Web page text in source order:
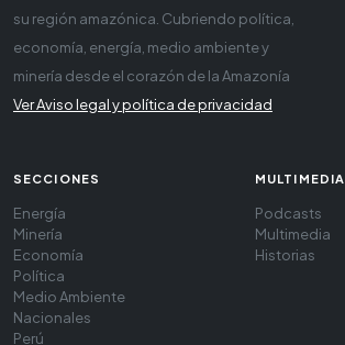
su región amazónica. Cubriendo política,
economía, energía, medio ambiente y
minería desde el corazón de la Amazonía
Ver Aviso legal y política de privacidad
SECCIONES
Energía
Minería
Economía
Política
Medio Ambiente
Nacionales
Perú
MULTIMEDIA
Podcasts
Multimedia
Historias